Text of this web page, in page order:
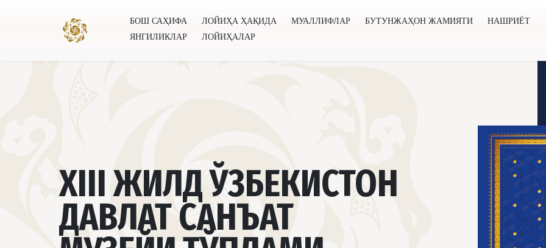
БОШ САҲИФА ЛОЙИҲА ҲАҚИДА МУАЛЛИФЛАР БУТУНЖАҲОН ЖАМИЯТИ
НАШРИЁТ
ЯНГИЛИКЛАР
ЛОЙИҲАЛАР
XIII ЖИЛД ЎЗБЕКИСТОН
ДАВЛАТ САНЪАТ